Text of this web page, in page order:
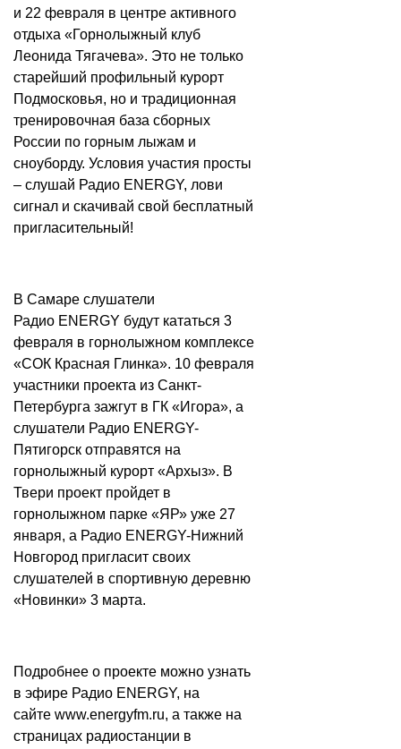
и 22 февраля в центре активного
отдыха «Горнолыжный клуб
Леонида Тягачева». Это не только
старейший профильный курорт
Подмосковья, но и традиционная
тренировочная база сборных
России по горным лыжам и
сноуборду. Условия участия просты
– слушай Радио ENERGY, лови
сигнал и скачивай свой бесплатный
пригласительный!
В Самаре слушатели
Радио ENERGY будут кататься 3
февраля в горнолыжном комплексе
«СОК Красная Глинка». 10 февраля
участники проекта из Санкт-
Петербурга зажгут в ГК «Игора», а
слушатели Радио ENERGY-
Пятигорск отправятся на
горнолыжный курорт «Архыз». В
Твери проект пройдет в
горнолыжном парке «ЯР» уже 27
января, а Радио ENERGY-Нижний
Новгород пригласит своих
слушателей в спортивную деревню
«Новинки» 3 марта.
Подробнее о проекте можно узнать
в эфире Радио ENERGY, на
сайте www.energyfm.ru, а также на
страницах радиостанции в